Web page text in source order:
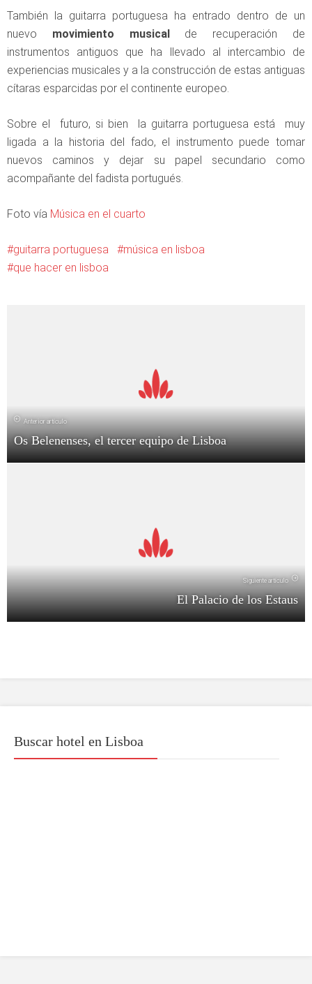
También la guitarra portuguesa ha entrado dentro de un
nuevo movimiento musicalde recuperación de
instrumentos antiguos que ha llevado al intercambio de
experiencias musicales y a la construcción de estas antiguas
cítaras esparcidas por el continente europeo.
Sobre el futuro, si bien la guitarra portuguesa está muy
ligada a la historia del fado, el instrumento puede tomar
nuevos caminos y dejar su papel secundario como
acompañante del fadista portugués.
Foto vía Música en el cuarto
guitarra portuguesa
música en lisboa
que hacer en lisboa
Anterior artículo
Os Belenenses, el tercer equipo de Lisboa
Siguiente artículo
El Palacio de los Estaus
Buscar hotel en Lisboa